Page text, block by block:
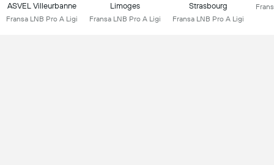
ASVEL Villeurbanne
Fransa LNB Pro A Ligi
Limoges
Fransa LNB Pro A Ligi
Strasbourg
Fransa LNB Pro A Ligi